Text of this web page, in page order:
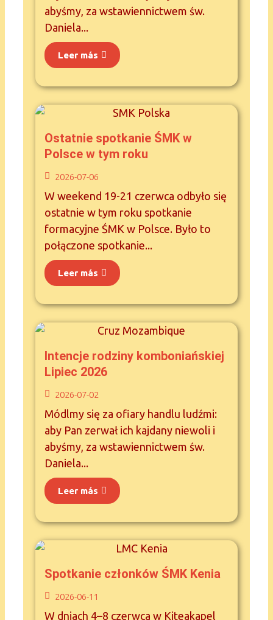
abyśmy, za wstawiennictwem św.
Daniela...
Leer más
Ostatnie spotkanie ŚMK w
Polsce w tym roku
2026-07-06
W weekend 19-21 czerwca odbyło się
ostatnie w tym roku spotkanie
formacyjne ŚMK w Polsce. Było to
połączone spotkanie...
Leer más
Intencje rodziny komboniańskiej
Lipiec 2026
2026-07-02
Módlmy się za ofiary handlu ludźmi:
aby Pan zerwał ich kajdany niewoli i
abyśmy, za wstawiennictwem św.
Daniela...
Leer más
Spotkanie członków ŚMK Kenia
2026-06-11
W dniach 4–8 czerwca w Kiteakapel